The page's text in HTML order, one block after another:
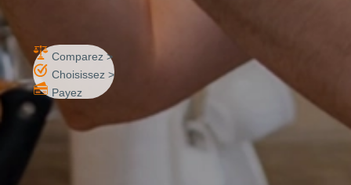
Comparez >
Choisissez >
Payez